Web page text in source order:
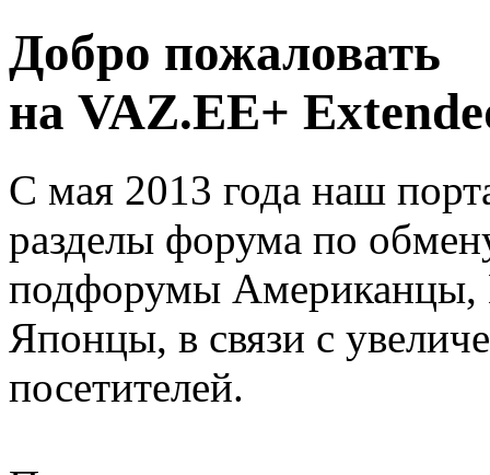
Добро пожаловать
на VAZ.EE+
С мая 2013 года наш
разделы форума по
подфорумы
Японцы, в связи с
посетителей.